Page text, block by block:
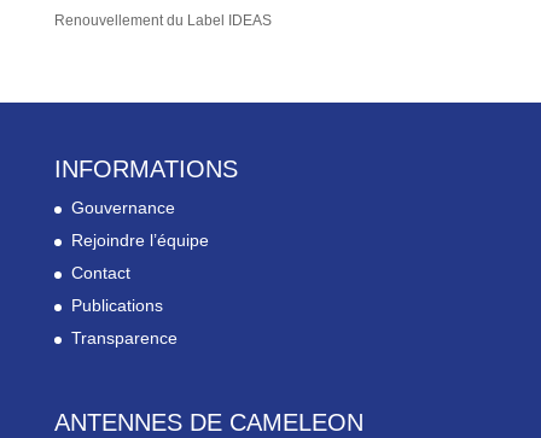
Renouvellement du Label IDEAS
INFORMATIONS
Gouvernance
Rejoindre l’équipe
Contact
Publications
Transparence
ANTENNES DE CAMELEON